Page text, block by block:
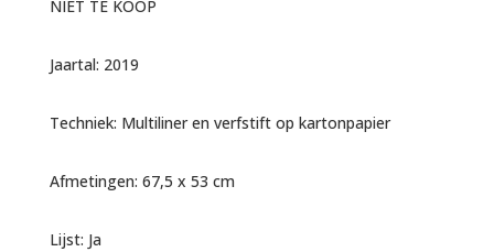
NIET TE KOOP
Jaartal: 2019
Techniek: Multiliner en verfstift op kartonpapier
Afmetingen: 67,5 x 53 cm
Lijst: Ja